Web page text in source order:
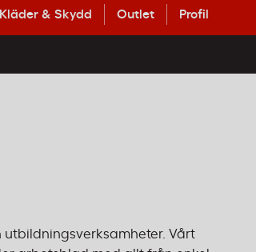
Kläder & Skydd Outlet Profil
utbildningsverksamheter. Vårt